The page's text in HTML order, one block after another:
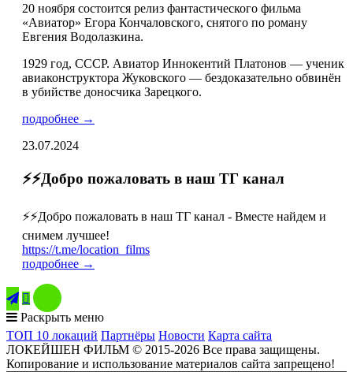
20 ноября состоится релиз фантастического фильма
«Авиатор» Егора Кончаловского, снятого по роману
Евгения Водолазкина.
1929 год, СССР. Авиатор Иннокентий Платонов — ученик
авиаконструктора Жуковского — бездоказательно обвинён
в убийстве доносчика Зарецкого.
подробнее →
23.07.2024
⚡️⚡️Добро пожаловать в наш ТГ канал
⚡️⚡️Добро пожаловать в наш ТГ канал - Вместе найдем и
снимем лучшее!
https://t.me/location_films
подробнее →

Раскрыть меню
ТОП 10 локаций Партнёры Новости Карта сайта
ЛОКЕЙШЕН ФИЛЬМ © 2015-2026 Все права защищены.
Копирование и использование материалов сайта запрещено!